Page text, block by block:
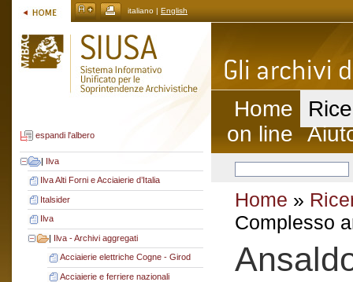
italiano | English
espandi l'albero
| Ilva
Ilva Alti Forni e Acciaierie d’Italia
Italsider
Ilva
| Ilva - Archivi aggregati
Acciaierie elettriche Cogne - Girod
Acciaierie e ferriere nazionali
Home
on line
Home »
Complesso